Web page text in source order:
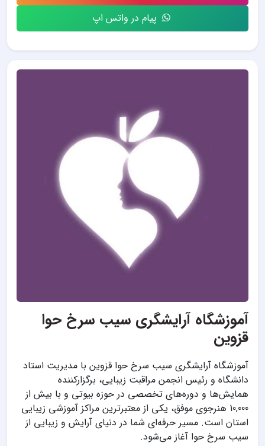
آموزشگاه آرایشگری سیب سرخ حوا
قزوین
آموزشگاه آرایشگری سیب سرخ حوا قزوین با مدیریت استاد
دانشگاه و رئیس انجمن مراقبت زیبایی، برگزارکننده
همایش‌ها و دوره‌های تخصصی در حوزه بیوتی و با بیش از
10,000 هنرجوی موفق، یکی از معتبرترین مراکز آموزشی زیبایی
استان است. مسیر حرفه‌ای شما در دنیای آرایش و زیبایی از
سیب سرخ حوا آغاز می‌شود.
پیام در واتس اپ